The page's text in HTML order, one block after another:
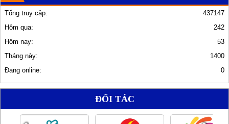
437147
Tổng truy cập:
242
Hôm qua:
53
Hôm nay:
1400
Tháng này:
0
Đang online:
ĐỐI TÁC